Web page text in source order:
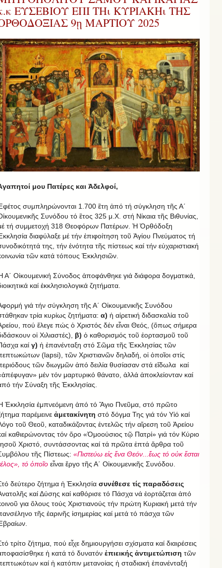
ΕΥΣΕΒΙΟΥ ΕΠΙ ΤΗι ΚΥΡΙΑΚΗι ΤΗΣ
9ῃ ΜΑΡΤΙΟΥ 2025
μου Πατέρες και Ἀδελφοί,
συμπληρώνονται 1.700 ἒτη ἀπό τή σύγκληση τῆς Α΄
Συνόδου τό ἒτος 325 μ.Χ. στή Νίκαια τῆς Βιθυνίας,
τή συμμετοχή 318 Θεοφόρων Πατέρων. Ἡ Ὀρθόδοξη
διαφύλαξε μέ τήν ἐπιφοίτηση τοῦ Ἁγίου Πνεύματος τή
της, τήν ἑνότητα τῆς πίστεως καί τήν εὐχαριστιακή
τῶν κατά τόπους Ἐκκλησιῶν.
Α΄ Οἰκουμενική Σύνοδος ἀποφάνθηκε γιά διάφορα δογματικά,
καί ἐκκλησιολογικά ζητήματα.
γιά τήν σύγκληση τῆς Α΄ Οἰκουμενικῆς Συνόδου
τρία κυρίως ζητήματα: α) ἡ αἱρετική διδασκαλία τοῦ
πού ἔλεγε πώς ὁ Χριστός δέν εἶναι Θεός, (ὅπως σήμερα
οἱ Χιλιαστές), β) ὁ καθορισμός τοῦ ἑορτασμοῦ τοῦ
καί γ) ἡ ἐπανένταξη στό Σῶμα τῆς Ἐκκλησίας τῶν
(lapsi), τῶν Χριστιανῶν δηλαδή, οἱ ὁποῖοι στίς
τῶν διωγμῶν ἀπό δειλία θυσίασαν στά εἴδωλα καί
μέν τόν μαρτυρικό θάνατο, ἀλλά ἀποκλείονταν καί
τήν Σύναξη τῆς Ἐκκλησίας.
Ἐκκλησία ἐμπνεόμενη ἀπό τό Ἅγιο Πνεῦμα, στό πρῶτο
παρέμεινε ἀμετακίνητη στό δόγμα Της γιά τόν Υἱό καί
τοῦ Θεοῦ, καταδικάζοντας ἐντελῶς τήν αἵρεση τοῦ Ἀρείου
καθιερώνοντας τόν ὅρο «Ὁμοούσιος τῷ Πατρί» γιά τόν Κύριο
Χριστό, συντάσσοντας καί τά πρῶτα ἑπτά ἄρθρα τοῦ
τῆς Πίστεως: «Πιστεύω εἰς ἕνα Θεόν...ἕως τό οὐκ ἔσται
τό ὁποῖο εἶναι ἔργο τῆς Α΄ Οἰκουμενικῆς Συνόδου.
δεύτερο ζήτημα ἡ Ἐκκλησία συνέθεσε τίς παραδόσεις
καί Δύσης καί καθόρισε τό Πάσχα νά ἑορτάζεται ἀπό
για ὅλους τούς Χριστιανούς τήν πρώτη Κυριακή μετά τήν
τῆς ἐαρινῆς ἰσημερίας καί μετά τό πάσχα τῶν
τρίτο ζήτημα, πού εἶχε δημιουργήσει σχίσματα καί διαιρέσεις
ἡ κατά τό δυνατόν ἐπιεικής ἀντιμετώπιση τῶν
καί ἡ κατόπιν μετανοίας ἡ σταδιακή ἐπανένταξή